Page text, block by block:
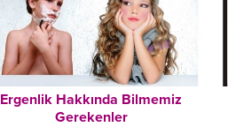
Ergenlik Hakkında Bilmemiz
Gerekenler